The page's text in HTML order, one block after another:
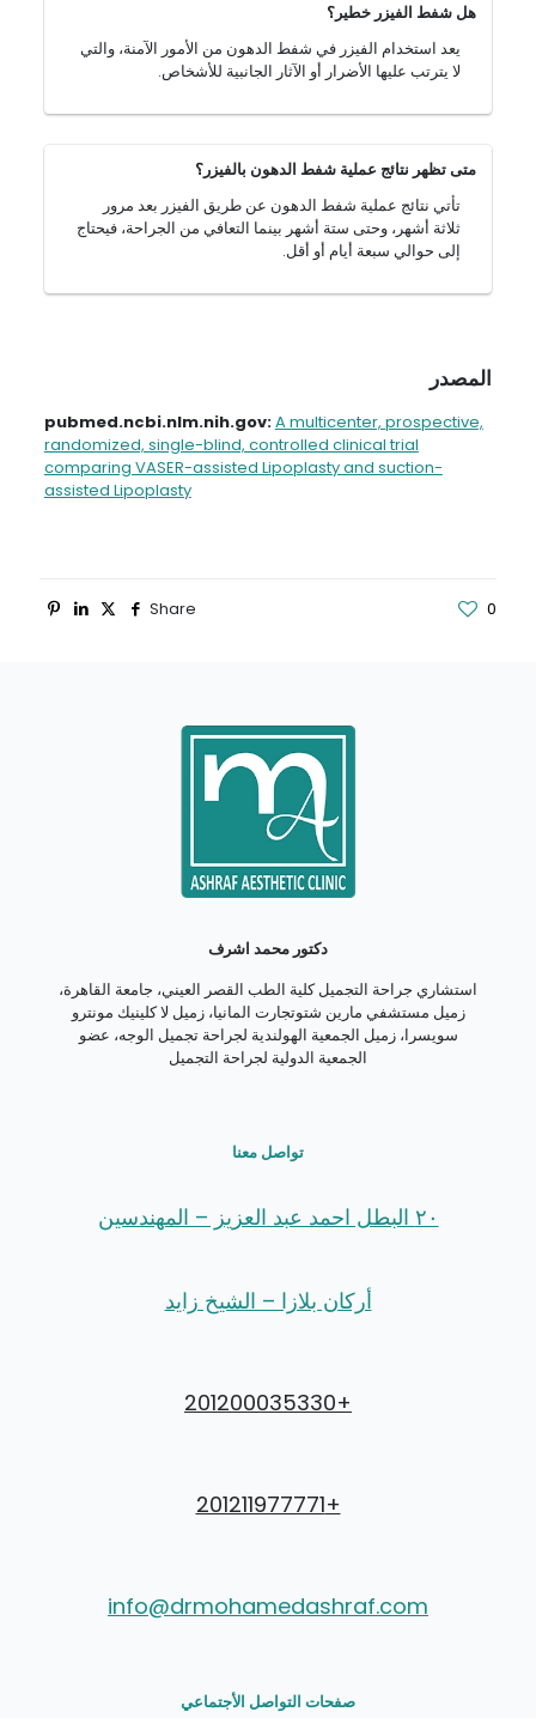
هل شفط الفيزر خطير؟
يعد استخدام الفيزر في شفط الدهون من الأمور الآمنة، والتي
لا يترتب عليها الأضرار أو الآثار الجانبية للأشخاص.
متى تظهر نتائج عملية شفط الدهون بالفيزر؟
تأتي نتائج عملية شفط الدهون عن طريق الفيزر بعد مرور
ثلاثة أشهر، وحتى ستة أشهر بينما التعافي من الجراحة، فيحتاج
إلى حوالي سبعة أيام أو أقل.
المصدر
pubmed.ncbi.nlm.nih.gov:A multicenter, prospective,
randomized, single-blind, controlled clinical trial
comparing VASER-assisted Lipoplasty and suction-
assisted Lipoplasty
Share 0
دكتور محمد اشرف
استشاري جراحة التجميل كلية الطب القصر العيني، جامعة القاهرة،
زميل مستشفي مارين شتوتجارت المانيا، زميل لا كلينيك مونترو
سويسرا، زميل الجمعية الهولندية لجراحة تجميل الوجه، عضو
الجمعية الدولية لجراحة التجميل
تواصل معنا
٢٠ البطل احمد عبد العزيز – المهندسين
أركان بلازا – الشيخ زايد
+201200035330
+201211977771
info@drmohamedashraf.com
صفحات التواصل الأجتماعي